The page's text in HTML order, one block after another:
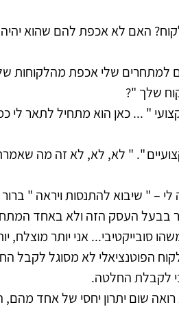
האם לא אכפת להם שהוא יהיה
למתחרים שלי אכפת מהלקוחות
שלך "?
" ... כאן הוא מתחיל לתאר לי
". " לא, לא, לא זה מה
– " שיבוא להתנסות ויראה "
בבעל העסק הזה ולא באחד
סובייקטיבי... אני יותר מוצלח,
הפוטנציאלי לא מסוגל לקבל
לקבלת החלטה.
שום יתרון יחסי של אחד מהם,